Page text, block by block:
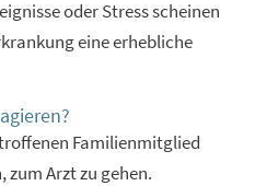
oder Stress scheinen
eine erhebliche
Familienmitglied
Arzt zu gehen.